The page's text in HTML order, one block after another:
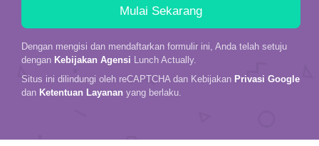
Dengan mengisi dan mendaftarkan formulir ini, Anda telah setuju
dengan Kebijakan Agensi Lunch Actually.
Situs ini dilindungi oleh reCAPTCHA dan Kebijakan Privasi Google
dan Ketentuan Layanan yang berlaku.